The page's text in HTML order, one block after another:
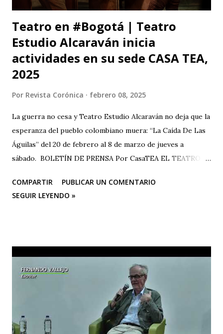
Teatro en #Bogotá | Teatro
Estudio Alcaraván inicia
actividades en su sede CASA TEA,
2025
Por Revista Corónica febrero 08, 2025
La guerra no cesa y Teatro Estudio Alcaraván no deja que la
esperanza del pueblo colombiano muera: “La Caída De Las
Águilas” del 20 de febrero al 8 de marzo de jueves a
sábado. BOLETÍN DE PRENSA Por CasaTEA EL TEATRO
Alcaraván inicia actividades en su sede CASA TEA con un
homenaje muy especial que se hará en conmemoración de
de jueves a sábado. Los integrantes del grupo Teatro
Estudio Alcaraván sienten la necesidad de seguir en la lucha
contra el olvido con la obra teatral “La Caída De Las
Águilas”, una historia que a través del arte contribuye a la
memoria histórica como acción restaurativa y emblemática
de un país donde la guerra se permea las veces que sea
COMPARTIR
PUBLICAR UN COMENTARIO
SEGUIR LEYENDO »